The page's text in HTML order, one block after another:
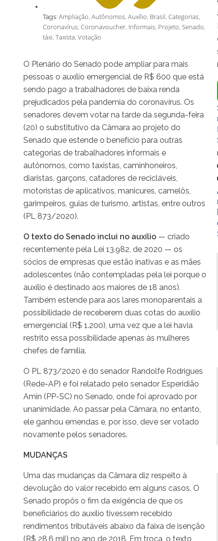
Tags:Ampliação ,Autônomos ,Auxílio Brasil ,Categorias
Coronavírus ,Coronavoucher Informais Projeto ,Senado
táxi ,Taxista ,Votação
O Plenário do Senado pode ampliar para mais
pessoas o auxílio emergencial de R$ 600 que está
sendo pago a trabalhadores de baixa renda
prejudicados pela pandemia do coronavírus. Os
senadores devem votar na tarde da segunda-feira
(20) o substitutivo da Câmara ao projeto do
Senado que estende o benefício para outras
categorias de trabalhadores informais e
autônomos, como taxistas, caminhoneiros,
diaristas, garçons, catadores de recicláveis,
motoristas de aplicativos, manicures, camelôs,
garimpeiros, guias de turismo, artistas, entre outros
(PL 873/2020).
O texto do Senado inclui no auxílio — criado
recentemente pela Lei 13.982, de 2020 — os
sócios de empresas que estão inativas e as mães
adolescentes (não contempladas pela lei porque o
auxílio é destinado aos maiores de 18 anos).
Também estende para aos lares monoparentais a
possibilidade de receberem duas cotas do auxílio
emergencial (R$ 1.200), uma vez que a lei havia
restrito essa possibilidade apenas às mulheres
chefes de família.
O PL 873/2020 é do senador Randolfe Rodrigues
(Rede-AP) e foi relatado pelo senador Esperidião
Amin (PP-SC) no Senado, onde foi aprovado por
unanimidade. Ao passar pela Câmara, no entanto,
ele ganhou emendas e, por isso, deve ser votado
novamente pelos senadores.
MUDANÇAS
Uma das mudanças da Câmara diz respeito à
devolução do valor recebido em alguns casos. O
Senado propôs o fim da exigência de que os
beneficiários do auxílio tivessem recebido
rendimentos tributáveis abaixo da faixa de isenção
(R$ 28,6 mil) no ano de 2018. Em troca, o texto